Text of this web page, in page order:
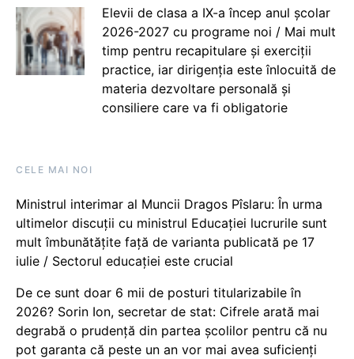
Elevii de clasa a IX-a încep anul școlar
2026-2027 cu programe noi / Mai mult
timp pentru recapitulare și exerciții
practice, iar dirigenția este înlocuită de
materia dezvoltare personală și
consiliere care va fi obligatorie
CELE MAI NOI
Ministrul interimar al Muncii Dragos Pîslaru: În urma
ultimelor discuții cu ministrul Educației lucrurile sunt
mult îmbunătățite față de varianta publicată pe 17
iulie / Sectorul educației este crucial
De ce sunt doar 6 mii de posturi titularizabile în
2026? Sorin Ion, secretar de stat: Cifrele arată mai
degrabă o prudență din partea școlilor pentru că nu
pot garanta că peste un an vor mai avea suficienți